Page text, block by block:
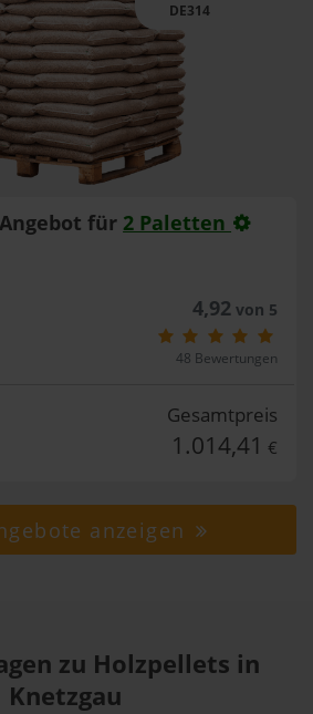
DE314
für 2 Paletten
4,92von 5
48 Bewertungen
Gesamtpreis
1.014,41 €
anzeigen
zu Holzpellets in
Knetzgau